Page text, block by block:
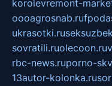
korolevremont-
oooagrosnab.ru
ukrasotki.ru
sovratili.ruolecoon.ru
rbc-news.ruporno-
13autor-kolonka.ru